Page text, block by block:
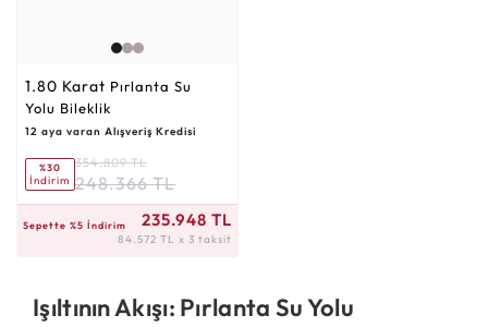
1.80 Karat
Yolu Bileklik
12 aya varan Alışveriş Kredisi
%30
İndirim
354.809 TL
248.366 TL
Sepette %5 İndirim 235.948 TL
84.572 TL x 3 taksit
Işıltının Akışı: Pırlanta Su Yolu